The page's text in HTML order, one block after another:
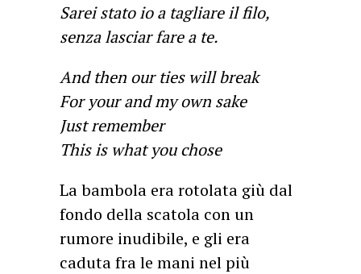
Sarei stato io a tagliare il filo,
senza lasciar fare a te.
And then our ties will break
For your and my own sake
Just remember
This is what you chose
La bambola era rotolata giù dal
fondo della scatola con un
rumore inudibile, e gli era
caduta fra le mani nel più